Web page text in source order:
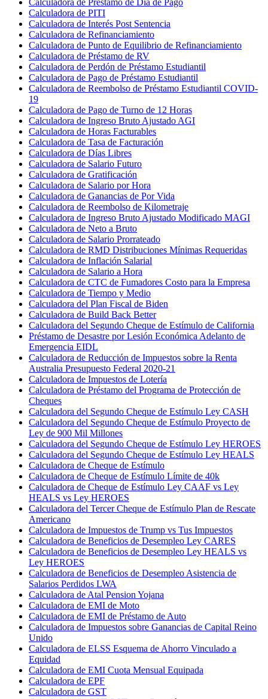
Calculadora de PITI
Calculadora de Interés Post Sentencia
Calculadora de Refinanciamiento
Calculadora de Punto de Equilibrio de Refinanciamiento
Calculadora de Préstamo de RV
Calculadora de Perdón de Préstamo Estudiantil
Calculadora de Pago de Préstamo Estudiantil
Calculadora de Reembolso de Préstamo Estudiantil COVID-
19
Calculadora de Pago de Turno de 12 Horas
Calculadora de Ingreso Bruto Ajustado AGI
Calculadora de Horas Facturables
Calculadora de Tasa de Facturación
Calculadora de Días Libres
Calculadora de Salario Futuro
Calculadora de Gratificación
Calculadora de Salario por Hora
Calculadora de Ganancias de Por Vida
Calculadora de Reembolso de Kilometraje
Calculadora de Ingreso Bruto Ajustado Modificado MAGI
Calculadora de Neto a Bruto
Calculadora de Salario Prorrateado
Calculadora de RMD Distribuciones Mínimas Requeridas
Calculadora de Inflación Salarial
Calculadora de Salario a Hora
Calculadora de CTC de Fumadores Costo para la Empresa
Calculadora de Tiempo y Medio
Calculadora del Plan Fiscal de Biden
Calculadora de Build Back Better
Calculadora del Segundo Cheque de Estímulo de California
Préstamo de Desastre por Lesión Económica Adelanto de
Emergencia EIDL
Calculadora de Reducción de Impuestos sobre la Renta
Australia Presupuesto Federal 2020-21
Calculadora de Impuestos de Lotería
Calculadora de Préstamo del Programa de Protección de
Cheques
Calculadora del Segundo Cheque de Estímulo Ley CASH
Calculadora del Segundo Cheque de Estímulo Proyecto de
Ley de 900 Mil Millones
Calculadora del Segundo Cheque de Estímulo Ley HEROES
Calculadora del Segundo Cheque de Estímulo Ley HEALS
Calculadora de Cheque de Estímulo
Calculadora de Cheque de Estímulo Límite de 40k
Calculadora de Cheque de Estímulo Ley CAAF vs Ley
HEALS vs Ley HEROES
Calculadora del Tercer Cheque de Estímulo Plan de Rescate
Americano
Calculadora de Impuestos de Trump vs Tus Impuestos
Calculadora de Beneficios de Desempleo Ley CARES
Calculadora de Beneficios de Desempleo Ley HEALS vs
Ley HEROES
Calculadora de Beneficios de Desempleo Asistencia de
Salarios Perdidos LWA
Calculadora de Atal Pension Yojana
Calculadora de EMI de Moto
Calculadora de EMI de Préstamo de Auto
Calculadora de Impuestos sobre Ganancias de Capital Reino
Unido
Calculadora de ELSS Esquema de Ahorro Vinculado a
Equidad
Calculadora de EMI Cuota Mensual Equipada
Calculadora de EPF
Calculadora de GST